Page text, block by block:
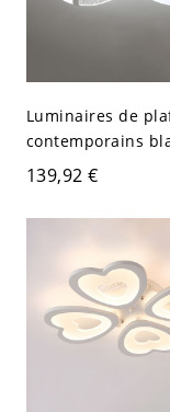
Luminaires de
contemporains
montage encastré -
Éclairage semi-
intérieur - 110 V-
139,92 €